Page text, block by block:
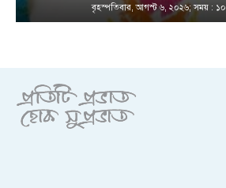
বৃহস্পতিবার, আগস্ট ৬, ২০২৬; সময় :